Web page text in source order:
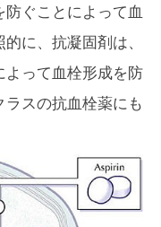
ぐことによって血
に、抗凝固剤は、
よって血栓形成を防
ラスの抗血栓薬にも